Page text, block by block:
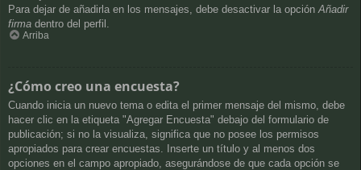
Para dejar de añadirla en los mensajes, debe desactivar la opciónAñadir
firma dentro del perfil.
Arriba
¿Cómo creo una encuesta?
Cuando inicia un nuevo tema o edita el primer mensaje del mismo, debe
hacer clic en la etiqueta "Agregar Encuesta" debajo del formulario de
publicación; si no la visualiza, significa que no posee los permisos
apropiados para crear encuestas. Inserte un título y al menos dos
opciones en el campo apropiado, asegurándose de que cada opción se